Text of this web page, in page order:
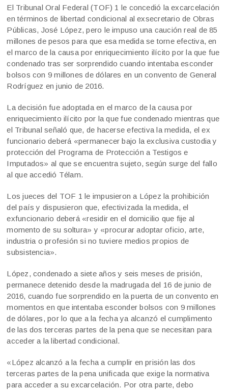
El Tribunal Oral Federal (TOF) 1 le concedió la excarcelación
en términos de libertad condicional al exsecretario de Obras
Públicas, José López, pero le impuso una caución real de 85
millones de pesos para que esa medida se torne efectiva, en
el marco de la causa por enriquecimiento ilícito por la que fue
condenado tras ser sorprendido cuando intentaba esconder
bolsos con 9 millones de dólares en un convento de General
Rodríguez en junio de 2016.
La decisión fue adoptada en el marco de la causa por
enriquecimiento ilícito por la que fue condenado mientras que
el Tribunal señaló que, de hacerse efectiva la medida, el ex
funcionario deberá «permanecer bajo la exclusiva custodia y
protección del Programa de Protección a Testigos e
Imputados» al que se encuentra sujeto, según surge del fallo
al que accedió Télam.
Los jueces del TOF 1 le impusieron a López la prohibición
del país y dispusieron que, efectivizada la medida, el
exfuncionario deberá «residir en el domicilio que fije al
momento de su soltura» y «procurar adoptar oficio, arte,
industria o profesión si no tuviere medios propios de
subsistencia».
López, condenado a siete años y seis meses de prisión,
permanece detenido desde la madrugada del 16 de junio de
2016, cuando fue sorprendido en la puerta de un convento en
momentos en que intentaba esconder bolsos con 9 millones
de dólares, por lo que a la fecha ya alcanzó el cumplimento
de las dos terceras partes de la pena que se necesitan para
acceder a la libertad condicional.
«López alcanzó a la fecha a cumplir en prisión las dos
terceras partes de la pena unificada que exige la normativa
para acceder a su excarcelación. Por otra parte, debo